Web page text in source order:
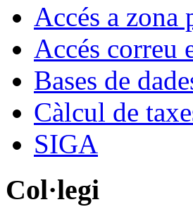
Accés a zona
Accés correu
Bases de
Càlcul de
SIGA
Col·legi